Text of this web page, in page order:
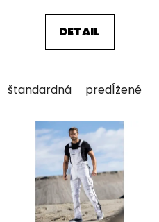
DETAIL
štandardná predĺžené